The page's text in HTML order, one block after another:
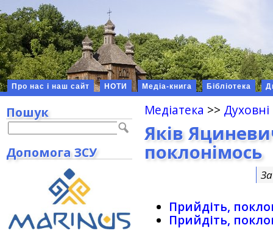
Про нас і наш сайт НОТИ Медіа-книга Бібліотека
Медіатека >>
Яків
поклонімось
Прийдіть,
Прийдіть,
Пошук
Допомога ЗСУ